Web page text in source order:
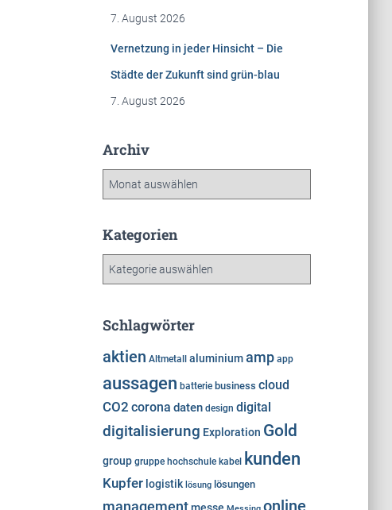
7. August 2026
Vernetzung in jeder Hinsicht – Die
Städte der Zukunft sind grün-blau
7. August 2026
Archiv
h
Kategorien
g
i
e
Schlagwörter
aktien Altmetall aluminium amp app
aussagen batterie business cloud
CO2 corona daten design digital
digitalisierung Exploration Gold
group gruppe hochschule kabel kunden
Kupfer logistik lösung lösungen
management